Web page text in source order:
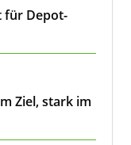
für Depot-
Ziel, stark im